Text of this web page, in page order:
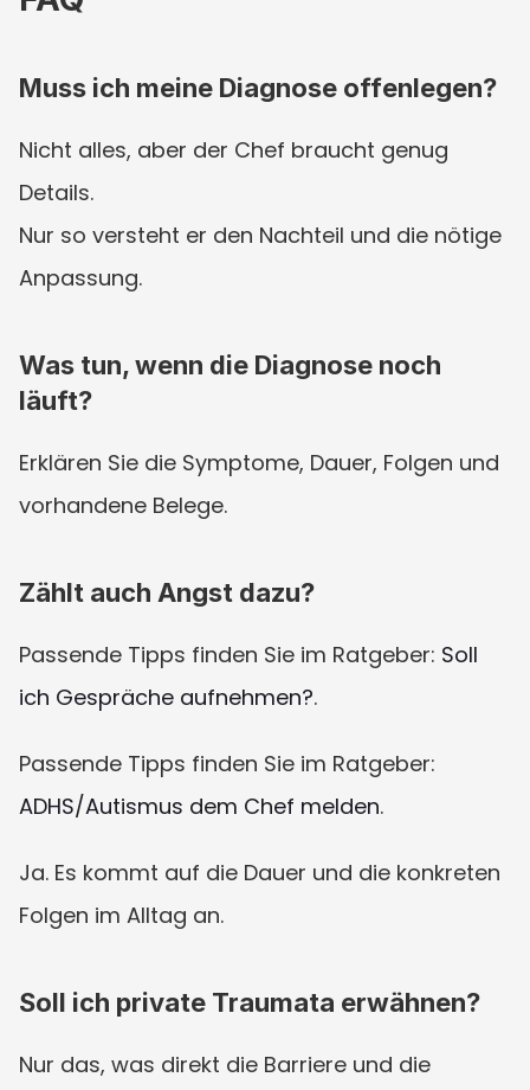
Muss ich meine Diagnose offenlegen?
Nicht alles, aber der Chef braucht genug
Details.
Nur so versteht er den Nachteil und die nötige
Anpassung.
Was tun, wenn die Diagnose noch
läuft?
Erklären Sie die Symptome, Dauer, Folgen und
vorhandene Belege.
Zählt auch Angst dazu?
Passende Tipps finden Sie im Ratgeber: Soll
ich Gespräche aufnehmen?.
ADHS/Autismus dem Chef melden.
Ja. Es kommt auf die Dauer und die konkreten
Folgen im Alltag an.
Soll ich private Traumata erwähnen?
Nur das, was direkt die Barriere und die